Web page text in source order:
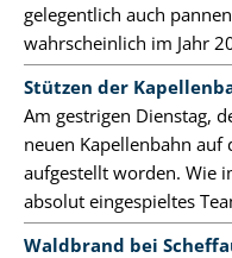
gelegentlich auch
wahrscheinlich im Jahr
Stützen der
Am gestrigen Dienstag,
neuen Kapellenbahn auf
aufgestellt worden. Wie
absolut eingespieltes
Waldbrand bei